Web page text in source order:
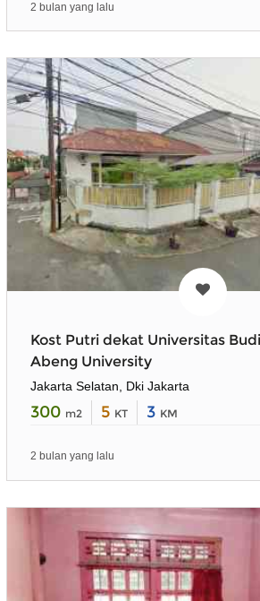
2 bulan yang lalu
Kost Putri dekat Universitas
Abeng University
Jakarta Selatan, Dki Jakarta
300 m2 5 KT 3 KM
2 bulan yang lalu